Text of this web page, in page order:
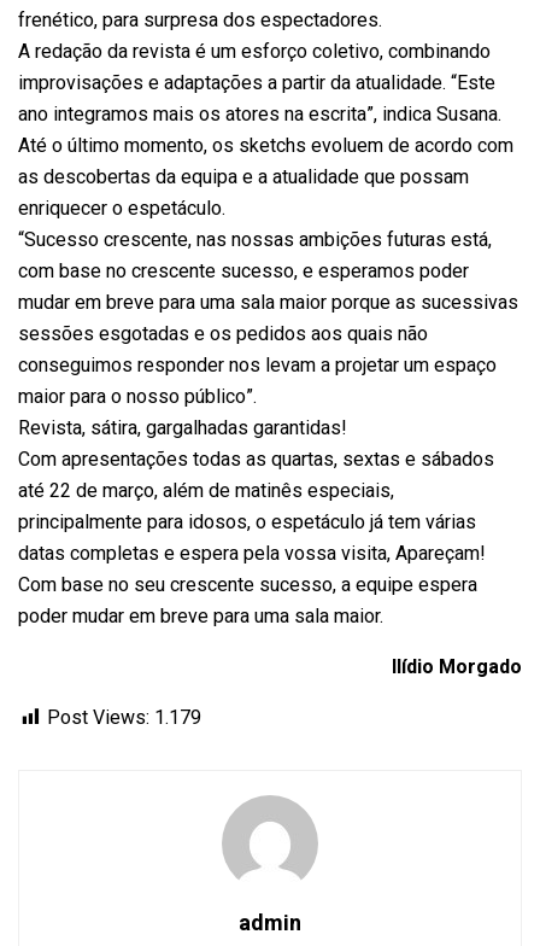
frenético, para surpresa dos espectadores.
A redação da revista é um esforço coletivo, combinando
improvisações e adaptações a partir da atualidade. “Este
ano integramos mais os atores na escrita”, indica Susana.
Até o último momento, os sketchs evoluem de acordo com
as descobertas da equipa e a atualidade que possam
enriquecer o espetáculo.
“Sucesso crescente, nas nossas ambições futuras está,
com base no crescente sucesso, e esperamos poder
mudar em breve para uma sala maior porque as sucessivas
sessões esgotadas e os pedidos aos quais não
conseguimos responder nos levam a projetar um espaço
maior para o nosso público”.
Revista, sátira, gargalhadas garantidas!
Com apresentações todas as quartas, sextas e sábados
até 22 de março, além de matinês especiais,
principalmente para idosos, o espetáculo já tem várias
datas completas e espera pela vossa visita, Apareçam!
Com base no seu crescente sucesso, a equipe espera
poder mudar em breve para uma sala maior.
Ilídio Morgado
Post Views: 1.179
admin